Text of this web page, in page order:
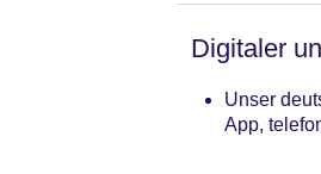
Digitaler
Unser
App,